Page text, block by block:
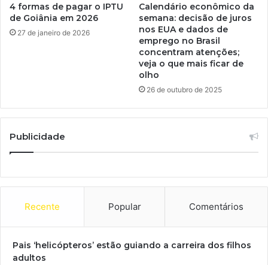
4 formas de pagar o IPTU
de Goiânia em 2026
27 de janeiro de 2026
Calendário econômico da
semana: decisão de juros
nos EUA e dados de
emprego no Brasil
concentram atenções;
veja o que mais ficar de
olho
26 de outubro de 2025
Publicidade
Recente Popular Comentários
Pais ‘helicópteros’ estão guiando a carreira dos filhos
adultos